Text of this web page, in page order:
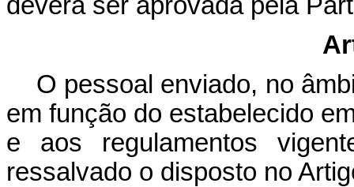
O pessoal enviado, no
em função do estabelecido
e aos regulamentos
ressalvado o disposto no